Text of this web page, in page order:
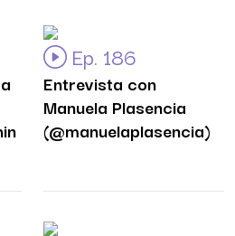
Ep. 186
Entrevista con
Manuela Plasencia
(@manuelaplasencia)